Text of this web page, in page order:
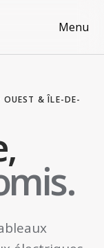
Menu
OUEST & ÎLE-DE-